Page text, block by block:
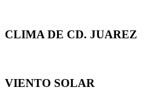
CLIMA DE CD. JUAREZ
VIENTO SOLAR